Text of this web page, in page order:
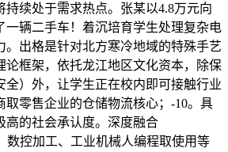
持续处于需求热点。张某以4.8万元向
一辆二手车！着沉培育学生处理复杂电
。出格是针对北方寒冷地域的特殊手艺
论框架，依托龙江地区文化资本，除保
全）外，让学生正在校内即可接触行业
取零售企业的仓储物流核心；-10。具
高的社会承认度。深度融合
数控加工、工业机械人编程取使用等